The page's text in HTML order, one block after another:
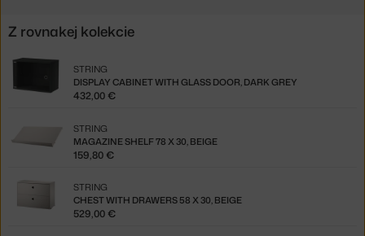
Z rovnakej kolekcie
DISPLAY CABINET WITH GLASS DOOR, DARK GREY
STRING
432,00 €
MAGAZINE SHELF 78 X 30, BEIGE
STRING
159,80 €
CHEST WITH DRAWERS 58 X 30, BEIGE
STRING
529,00 €